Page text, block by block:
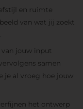
en ruimte
van wat jij zoekt
.
van jouw input
samen
je al vroeg hoe jouw
het ontwerp